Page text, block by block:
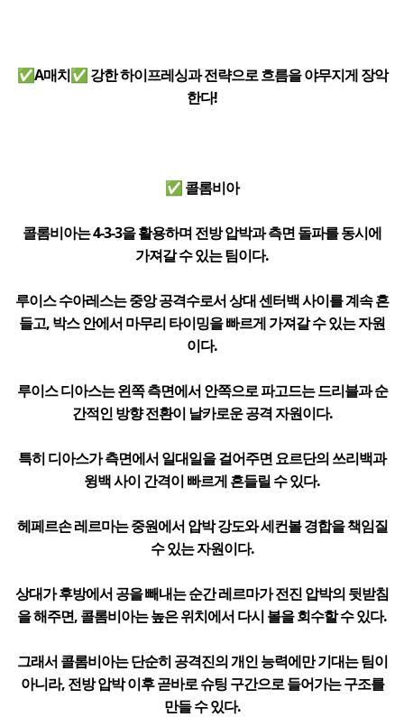
✅A매치✅ 강한 하이프레싱과 전략으로 흐름을 야무지게 장악
한다!
✅ 콜롬비아
콜롬비아는 4-3-3을 활용하며 전방 압박과 측면 돌파를 동시에
가져갈 수 있는 팀이다.
루이스 수아레스는 중앙 공격수로서 상대 센터백 사이를 계속 흔
들고, 박스 안에서 마무리 타이밍을 빠르게 가져갈 수 있는 자원
이다.
루이스 디아스는 왼쪽 측면에서 안쪽으로 파고드는 드리블과 순
간적인 방향 전환이 날카로운 공격 자원이다.
특히 디아스가 측면에서 일대일을 걸어주면 요르단의 쓰리백과
윙백 사이 간격이 빠르게 흔들릴 수 있다.
헤페르손 레르마는 중원에서 압박 강도와 세컨볼 경합을 책임질
수 있는 자원이다.
상대가 후방에서 공을 빼내는 순간 레르마가 전진 압박의 뒷받침
을 해주면, 콜롬비아는 높은 위치에서 다시 볼을 회수할 수 있다.
그래서 콜롬비아는 단순히 공격진의 개인 능력에만 기대는 팀이
아니라, 전방 압박 이후 곧바로 슈팅 구간으로 들어가는 구조를
만들 수 있다.